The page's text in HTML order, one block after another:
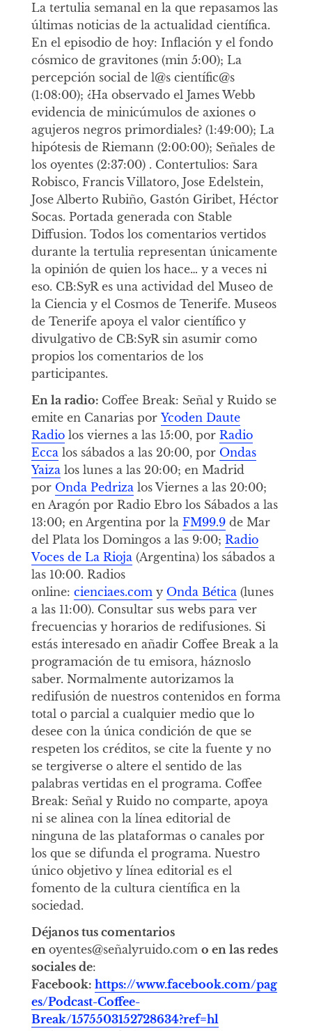
La tertulia semanal en la que repasamos las
últimas noticias de la actualidad científica.
En el episodio de hoy: Inflación y el fondo
cósmico de gravitones (min 5:00); La
percepción social de l@s científic@s
(1:08:00); ¿Ha observado el James Webb
evidencia de minicúmulos de axiones o
agujeros negros primordiales? (1:49:00); La
hipótesis de Riemann (2:00:00); Señales de
los oyentes (2:37:00) . Contertulios: Sara
Robisco, Francis Villatoro, Jose Edelstein,
Jose Alberto Rubiño, Gastón Giribet, Héctor
Socas. Portada generada con Stable
Diffusion. Todos los comentarios vertidos
durante la tertulia representan únicamente
la opinión de quien los hace… y a veces ni
eso. CB:SyR es una actividad del Museo de
la Ciencia y el Cosmos de Tenerife. Museos
de Tenerife apoya el valor científico y
divulgativo de CB:SyR sin asumir como
propios los comentarios de los
participantes.
En la radio: Coffee Break: Señal y Ruido se
emite en Canarias por Ycoden Daute
Radiolos viernes a las 15:00, por Radio
Eccalos sábados a las 20:00, por Ondas
Yaizalos lunes a las 20:00; en Madrid
por Onda Pedrizalos Viernes a las 20:00;
en Aragón por Radio Ebro los Sábados a las
13:00; en Argentina por la FM99.9de Mar
del Plata los Domingos a las 9:00; Radio
Voces de La Rioja(Argentina) los sábados a
las 10:00. Radios
online: cienciaes.comy Onda Bética(lunes
a las 11:00). Consultar sus webs para ver
frecuencias y horarios de redifusiones. Si
estás interesado en añadir Coffee Break a la
programación de tu emisora, háznoslo
saber. Normalmente autorizamos la
redifusión de nuestros contenidos en forma
total o parcial a cualquier medio que lo
desee con la única condición de que se
respeten los créditos, se cite la fuente y no
se tergiverse o altere el sentido de las
palabras vertidas en el programa. Coffee
Break: Señal y Ruido no comparte, apoya
ni se alinea con la línea editorial de
ninguna de las plataformas o canales por
los que se difunda el programa. Nuestro
único objetivo y línea editorial es el
fomento de la cultura científica en la
sociedad.
Déjanos tus comentarios
en oyentes@señalyruido.com o en las redes
sociales de:
Facebook: https://www.facebook.com/pag
es/Podcast-Coffee-
Break/1575503152728634?ref=hl